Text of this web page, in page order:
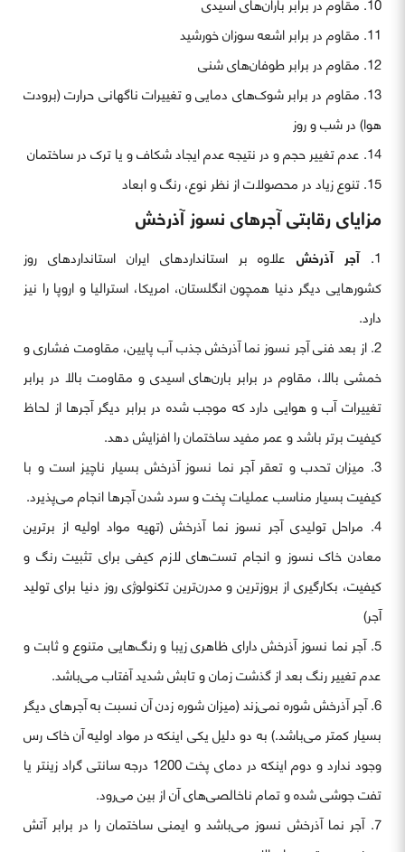
مقاوم در برابر اشعه سوزان خورشید
مقاوم در برابر طوفان‌های شنی
مقاوم در برابر شوک‌های دمایی و تغییرات ناگهانی حرارت (برودت
هوا) در شب و روز
عدم تغییر حجم و در نتیجه عدم ایجاد شکاف و یا ترک در ساختمان
تنوع زیاد در محصولات از نظر نوع، رنگ و ابعاد
مزایای رقابتی آجر‌های نسوز آذرخش
آجر آذرخشعلاوه بر استانداردهای ایران استانداردهای روز
کشورهایی دیگر دنیا همچون انگلستان، امریکا، استرالیا و اروپا را نیز
دارد.
از بعد فنی آجر نسوز نما آذرخش جذب آب پایین، مقاومت فشاری و
خمشی بالا، مقاوم در برابر بارن‌های اسیدی و مقاومت بالا در برابر
تغییرات آب و هوایی دارد که موجب شده در برابر دیگر آجرها از لحاظ
کیفیت برتر باشد و عمر مفید ساختمان را افزایش دهد.
میزان تحدب و تعقر آجر نما نسوز آذرخش بسیار ناچیز است و با
کیفیت بسیار مناسب عملیات پخت و سرد شدن آجرها انجام می‌پذیرد.
مراحل تولیدی آجر نسوز نما آذرخش (تهیه مواد اولیه از برترین
معادن خاک نسوز و انجام تست‌های لازم کیفی برای تثبیت رنگ و
کیفیت، بکارگیری از بروزترین و مدرن‌ترین تکنولوژی روز دنیا برای تولید
آجر)
آجر نما نسوز آذرخش دارای ظاهری زیبا و رنگ‌هایی متنوع و ثابت و
عدم تغییر رنگ بعد از گذشت زمان و تابش شدید آفتاب می‌باشد.
آجر آذرخش شوره نمی‌زند (میزان شوره زدن آن نسبت به آجرهای دیگر
بسیار کمتر می‌باشد.) به دو دلیل یکی اینکه در مواد اولیه آن خاک رس
وجود ندارد و دوم اینکه در دمای پخت 1200 درجه سانتی گراد زینتر یا
تفت جوشی شده و تمام ناخالصی‌های آن از بین می‌رود.
آجر نما آذرخش نسوز می‌باشد و ایمنی ساختمان را در برابر آتش